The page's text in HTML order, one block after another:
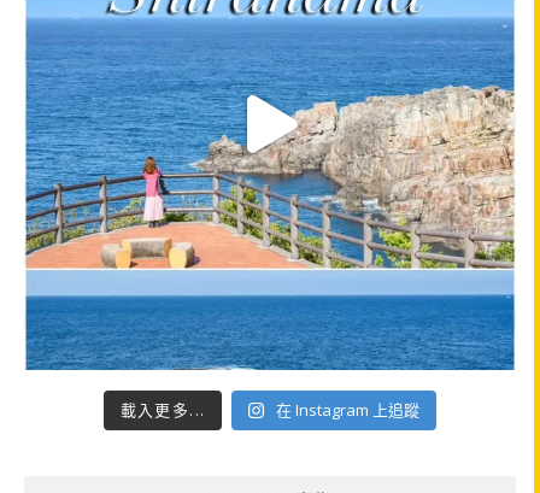
載入更多... 在 Instagram 上追蹤